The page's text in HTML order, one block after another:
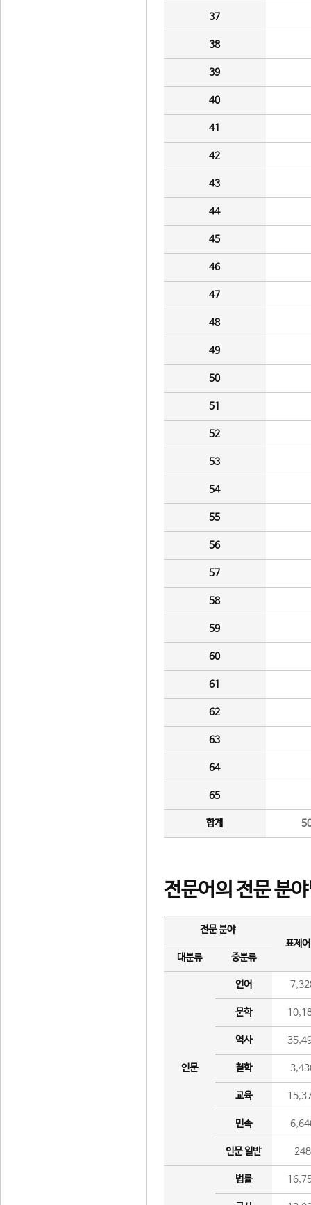
37
38
39
40
41
42
43
44
45
46
47
48
49
50
51
52
53
54
55
56
57
58
59
60
61
62
63
64
65
합계
전문어의 전문 분
전문 분야
표제
대분류
중분류
인문
언어
문학
역사
철학
교육
민속
인문 일반 248
법률